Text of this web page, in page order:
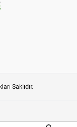
Saklıdır.